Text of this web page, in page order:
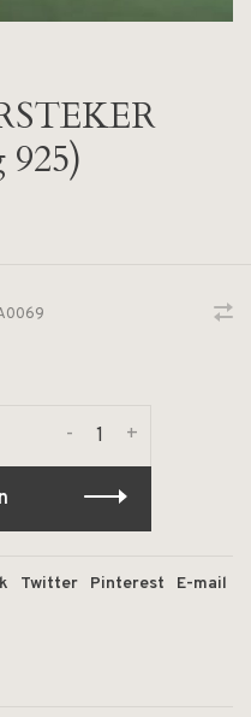
+
-
Twitter Pinterest E-mail